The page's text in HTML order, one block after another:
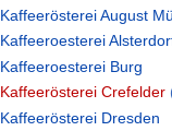
Kaffeerösterei August
Kaffeeroesterei
Kaffeeroesterei Burg
Kaffeerösterei Crefelder
Kaffeerösterei Dresden